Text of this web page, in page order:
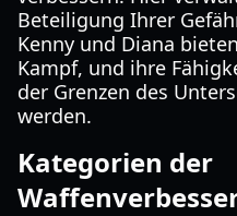
Beteiligung Ihrer
Kenny und Diana
Kampf, und ihre
der Grenzen des
werden.
Kategorien der